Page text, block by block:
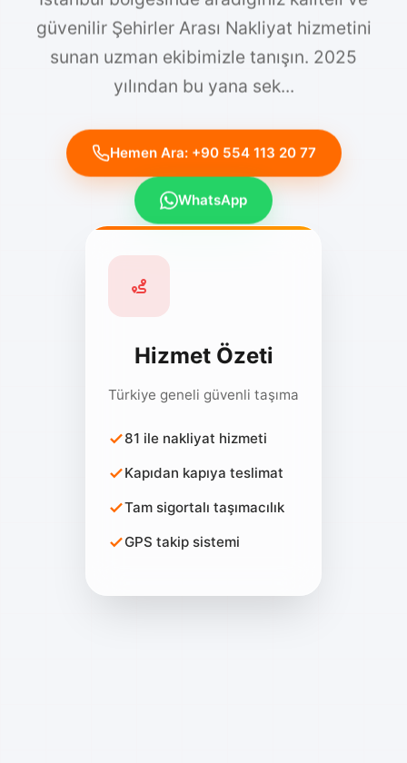
güvenilir Şehirler Arası Nakliyat hizmetini
sunan uzman ekibimizle tanışın. 2025
yılından bu yana sek...
Hizmet Özeti
Türkiye geneli güvenli taşıma
81 ile nakliyat hizmeti
Kapıdan kapıya teslimat
Tam sigortalı taşımacılık
GPS takip sistemi